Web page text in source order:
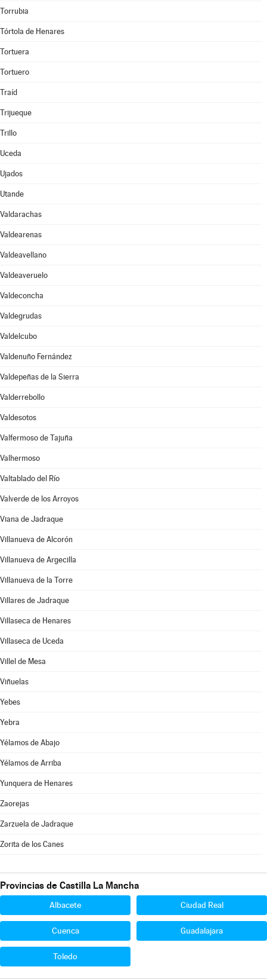
Torrubia
Tórtola de Henares
Tortuera
Tortuero
Traíd
Trijueque
Trillo
Uceda
Ujados
Utande
Valdarachas
Valdearenas
Valdeavellano
Valdeaveruelo
Valdeconcha
Valdegrudas
Valdelcubo
Valdenuño Fernández
Valdepeñas de la Sierra
Valderrebollo
Valdesotos
Valfermoso de Tajuña
Valhermoso
Valtablado del Río
Valverde de los Arroyos
Viana de Jadraque
Villanueva de Alcorón
Villanueva de Argecilla
Villanueva de la Torre
Villares de Jadraque
Villaseca de Henares
Villaseca de Uceda
Villel de Mesa
Viñuelas
Yebes
Yebra
Yélamos de Abajo
Yélamos de Arriba
Yunquera de Henares
Zaorejas
Zarzuela de Jadraque
Zorita de los Canes
Provincias de Castilla La Mancha
Albacete Ciudad Real
Cuenca Guadalajara
Toledo